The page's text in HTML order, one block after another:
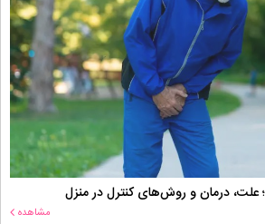
علت، درمان و روش‌های کنترل در منزل
مشاهده